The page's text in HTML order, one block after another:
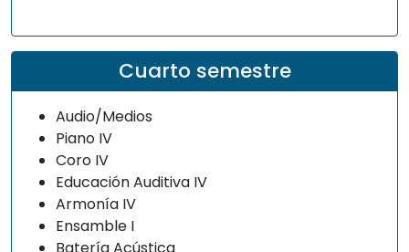
Cuarto semestre
Audio/Medios
Piano IV
Coro IV
Educación Auditiva IV
Armonía IV
Ensamble I